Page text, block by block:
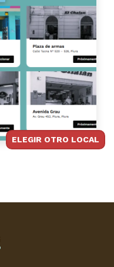
ELEGIR OTRO LOCAL